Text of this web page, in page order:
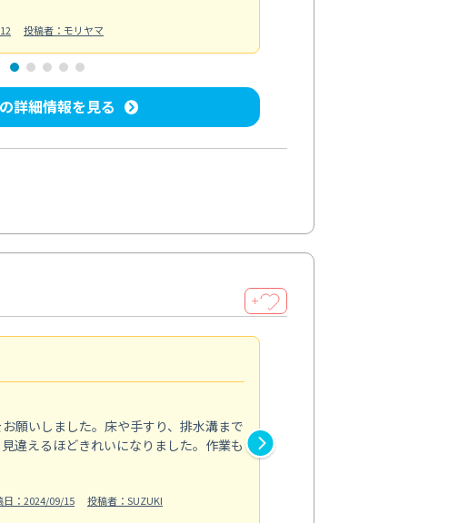
投稿者：モリヤマ
詳細情報を見る
＋
願いしました。床や手すり、排水溝まで
違えるほどきれいになりました。作業も
日：2024/09/15 投稿者：SUZUKI